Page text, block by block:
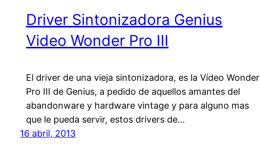
Driver Sintonizadora Genius
Video Wonder Pro III
El driver de una vieja sintonizadora, es la Vídeo Wonder
Pro III de Genius, a pedido de aquellos amantes del
abandonware y hardware vintage y para alguno mas
que le pueda servir, estos drivers de…
16 abril, 2013